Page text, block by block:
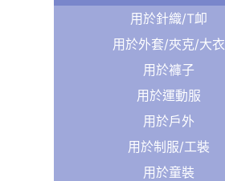
用於針織/T卹
用於外套/夾克/大衣
用於褲子
用於運動服
用於戶外
用於制服/工裝
用於童裝